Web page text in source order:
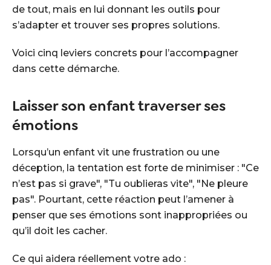
de tout, mais en lui donnant les outils pour
s’adapter et trouver ses propres solutions.
Voici cinq leviers concrets pour l’accompagner
dans cette démarche.
Laisser son enfant traverser ses
émotions
Lorsqu’un enfant vit une frustration ou une
déception, la tentation est forte de minimiser : "Ce
n’est pas si grave", "Tu oublieras vite", "Ne pleure
pas". Pourtant, cette réaction peut l’amener à
penser que ses émotions sont inappropriées ou
qu’il doit les cacher.
Ce qui aidera réellement votre ado :